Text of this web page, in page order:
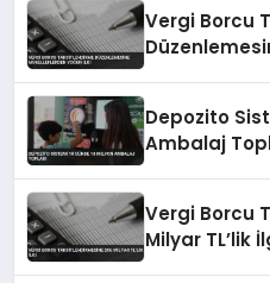
Vergi Borcu
Depozito
Ambalaj
Vergi Borcu
Milyar TL’lik